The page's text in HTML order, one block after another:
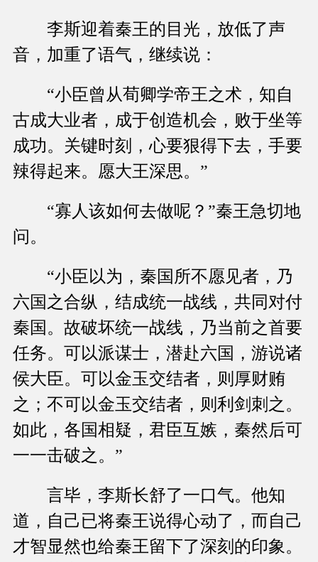
李斯迎着秦王的目光，放低了声
音，加重了语气，继续说：
“小臣曾从荀卿学帝王之术，知自
古成大业者，成于创造机会，败于坐等
成功。关键时刻，心要狠得下去，手要
辣得起来。愿大王深思。”
“寡人该如何去做呢？”秦王急切地
问。
“小臣以为，秦国所不愿见者，乃
六国之合纵，结成统一战线，共同对付
秦国。故破坏统一战线，乃当前之首要
任务。可以派谋士，潜赴六国，游说诸
侯大臣。可以金玉交结者，则厚财贿
之；不可以金玉交结者，则利剑刺之。
如此，各国相疑，君臣互嫉，秦然后可
一一击破之。”
言毕，李斯长舒了一口气。他知
道，自己已将秦王说得心动了，而自己
才智显然也给秦王留下了深刻的印象。